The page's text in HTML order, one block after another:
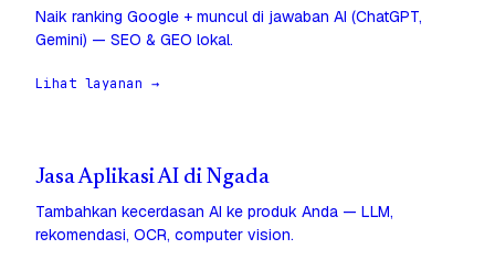
Naik ranking Google + muncul di jawaban AI (ChatGPT,
Gemini) — SEO & GEO lokal.
Lihat layanan →
Jasa Aplikasi AI di Ngada
Tambahkan kecerdasan AI ke produk Anda — LLM,
rekomendasi, OCR, computer vision.